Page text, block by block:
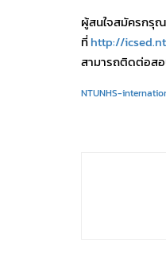
ผู้สนใจสมัครกรุ
ที่http://
สามารถติดต่อส
NTUNHS-